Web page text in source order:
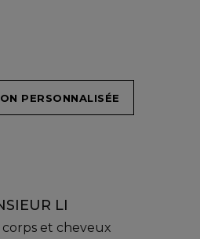
PERSONNALISÉE
LI
et cheveux